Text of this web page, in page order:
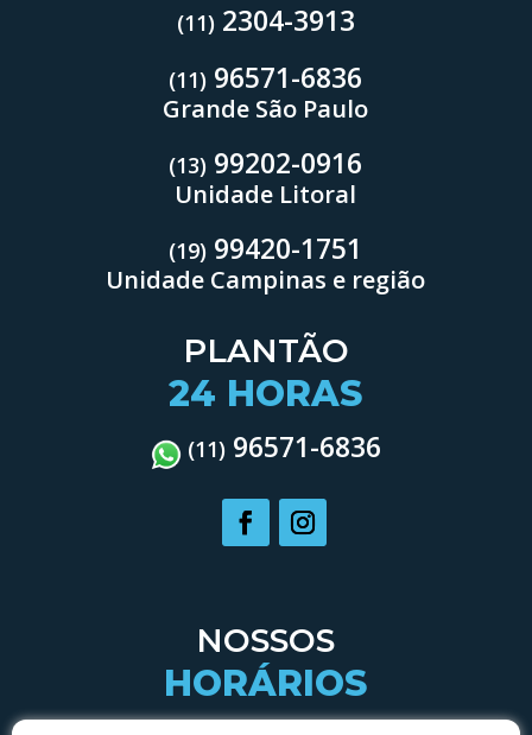
(11) 2304-3913
(11) 96571-6836
Grande São Paulo
(13) 99202-0916
Unidade Litoral
(19) 99420-1751
Unidade Campinas e região
PLANTÃO
24 HORAS
(11) 96571-6836
NOSSOS
HORÁRIOS